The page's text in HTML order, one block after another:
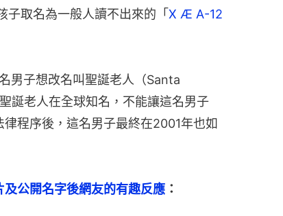
子取名為一般人讀不出來的「X Æ A-12
男子想改名叫聖誕老人（Santa
誕老人在全球知名，不能讓這名男子
律程序後，這名男子最終在2001年也如
及公開名字後網友的有趣反應 ：